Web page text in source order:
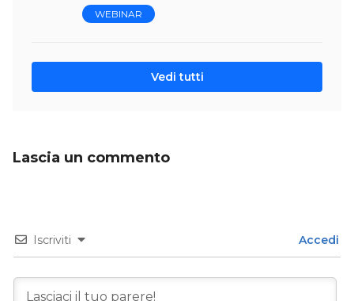
WEBINAR
Vedi tutti
Lascia un commento
Iscriviti Accedi